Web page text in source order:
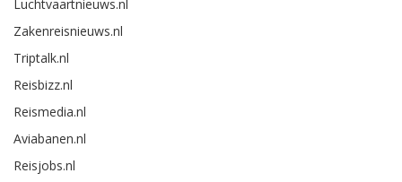
Luchtvaartnieuws.nl
Zakenreisnieuws.nl
Triptalk.nl
Reisbizz.nl
Reismedia.nl
Aviabanen.nl
Reisjobs.nl